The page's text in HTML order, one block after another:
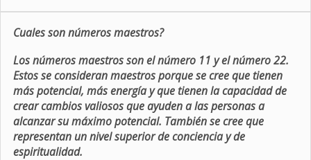
Cuales son números maestros?
Los números maestros son el número 11 y el número 22.
Estos se consideran maestros porque se cree que tienen
más potencial, más energía y que tienen la capacidad de
crear cambios valiosos que ayuden a las personas a
alcanzar su máximo potencial. También se cree que
representan un nivel superior de conciencia y de
espiritualidad.